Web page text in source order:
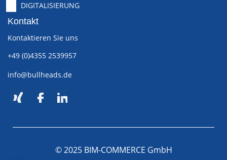
DIGITALISIERUNG
Kontakt
Kontaktieren Sie uns
+49 (0)4355 2539957
info@bullheads.de
© 2025 BIM-COMMERCE GmbH